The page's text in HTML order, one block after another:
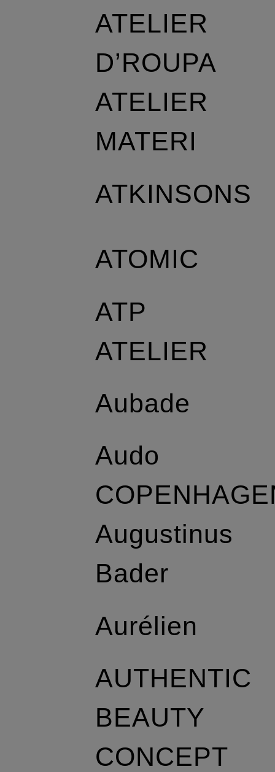
ATELIER
D’ROUPA
ATELIER
MATERI
ATKINSONS
ATOMIC
ATP
ATELIER
Aubade
Audo
Augustinus
Bader
Aurélien
AUTHENTIC
BEAUTY
CONCEPT